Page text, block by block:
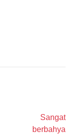
Sangat
berbahya